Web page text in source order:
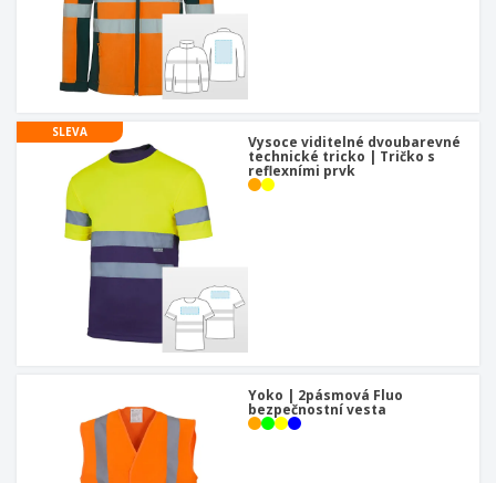
SLEVA
Vysoce viditelné dvoubarevné
technické tricko | Tričko s
reflexními prvk
Yoko | 2pásmová Fluo
bezpečnostní vesta